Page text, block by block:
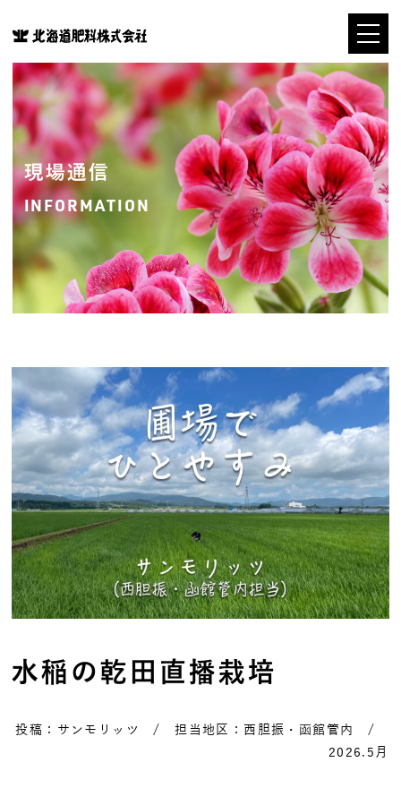
現場通信
INFORMATION
水稲の乾田直播栽培
投稿：サンモリッツ / 担当地区：西胆振・函館管内 /
2026.5月